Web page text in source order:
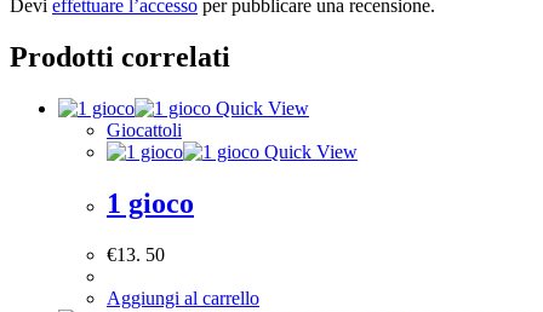
Devi effettuare l’accesso per pubblicare una recensione.
Prodotti correlati
Quick View
Giocattoli
Quick View
1 gioco
€13. 50
Aggiungi al carrello